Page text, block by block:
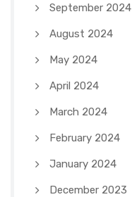
September 2024
August 2024
May 2024
April 2024
March 2024
February 2024
January 2024
December 2023